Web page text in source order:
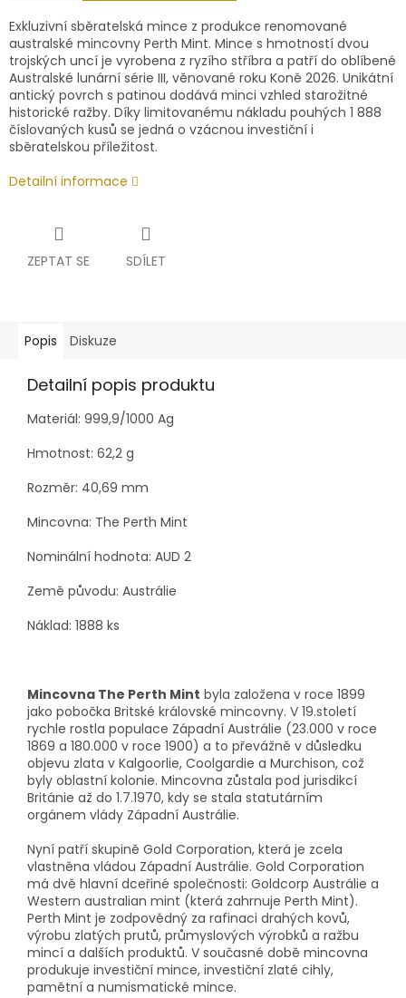
Exkluzivní sběratelská mince z produkce renomované
australské mincovny Perth Mint. Mince s hmotností dvou
trojských uncí je vyrobena z ryzího stříbra a patří do oblíbené
Australské lunární série III, věnované roku Koně 2026. Unikátní
antický povrch s patinou dodává minci vzhled starožitné
historické ražby. Díky limitovanému nákladu pouhých 1 888
číslovaných kusů se jedná o vzácnou investiční i
sběratelskou příležitost.
Detailní informace
ZEPTAT SE SDÍLET
Popis Diskuze
Detailní popis produktu
Materiál: 999,9/1000 Ag
Hmotnost: 62,2 g
Rozměr: 40,69 mm
Mincovna: The Perth Mint
Nominální hodnota: AUD 2
Země původu: Austrálie
Náklad: 1888 ks
Mincovna The Perth Mint byla založena v roce 1899
jako pobočka Britské královské mincovny. V 19.století
rychle rostla populace Západní Austrálie (23.000 v roce
1869 a 180.000 v roce 1900) a to převážně v důsledku
objevu zlata v Kalgoorlie, Coolgardie a Murchison, což
byly oblastní kolonie. Mincovna zůstala pod jurisdikcí
Británie až do 1.7.1970, kdy se stala statutárním
orgánem vlády Západní Austrálie.
Nyní patří skupině Gold Corporation, která je zcela
vlastněna vládou Západní Austrálie. Gold Corporation
má dvě hlavní dceřiné společnosti: Goldcorp Austrálie a
Western australian mint (která zahrnuje Perth Mint).
Perth Mint je zodpovědný za rafinaci drahých kovů,
výrobu zlatých prutů, průmyslových výrobků a ražbu
mincí a dalších produktů. V současné době mincovna
produkuje investiční mince, investiční zlaté cihly,
pamětní a numismatické mince.